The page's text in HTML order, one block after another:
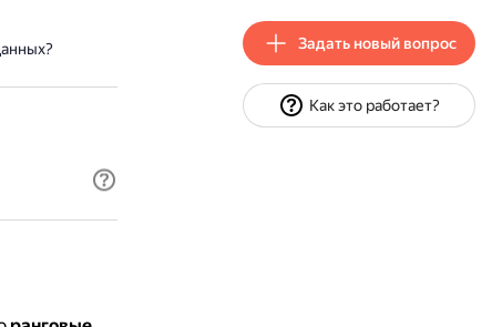
Задать новый вопрос
Как это работает?